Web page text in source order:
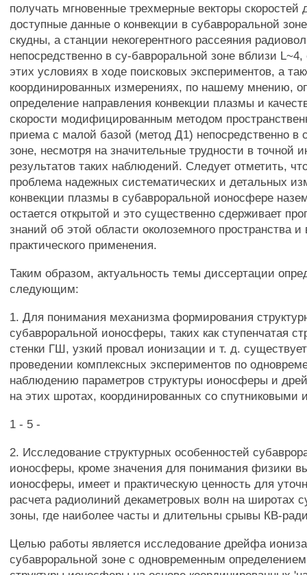
получать мгновенные трехмерные векторы
доступные данные о конвекции в субавроральной
скудны, а станции некогерентного рассеяния
непосредственно в су-бавроральной зоне вблизи L~4,
этих условиях в ходе поисковых экспериментов, а
координированных измерениях, по нашему мнению,
определение направления конвекции плазмы и
скорости модифицированным методом
приема с малой базой (метод Д1) непосредственно в
зоне, несмотря на значительные трудности в точной
результатов таких наблюдений. Следует отметить,
проблема надежных систематических и детальных
конвекции плазмы в субавроральной ионосфере
остается открытой и это существенно сдерживает
знаний об этой области околоземного пространства
практического применения.
Таким образом, актуальность темы диссертации
следующим:
1. Для понимания механизма формирования
субавроральной ионосферы, таких как ступенчатая
стенки ГШ, узкий провал ионизации и т. д.
проведении комплексных экспериментов по
наблюдению параметров структуры ионосферы и
на этих шротах, координированных со спутниковыми
1 - 5 -
2. Исследование структурных особенностей
ионосферы, кроме значения для понимания физики
ионосферы, имеет и практическую ценность для
расчета радиолиний декаметровых волн на широтах
зоны, где наиболее часты и длительны срывы КВ-
Целью работы является исследование дрейфа
субавроральной зоне с одновременным